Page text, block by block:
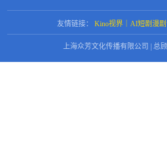
友情链接： Kino视界｜AI短剧漫
上海众芳文化传播有限公司 | 总